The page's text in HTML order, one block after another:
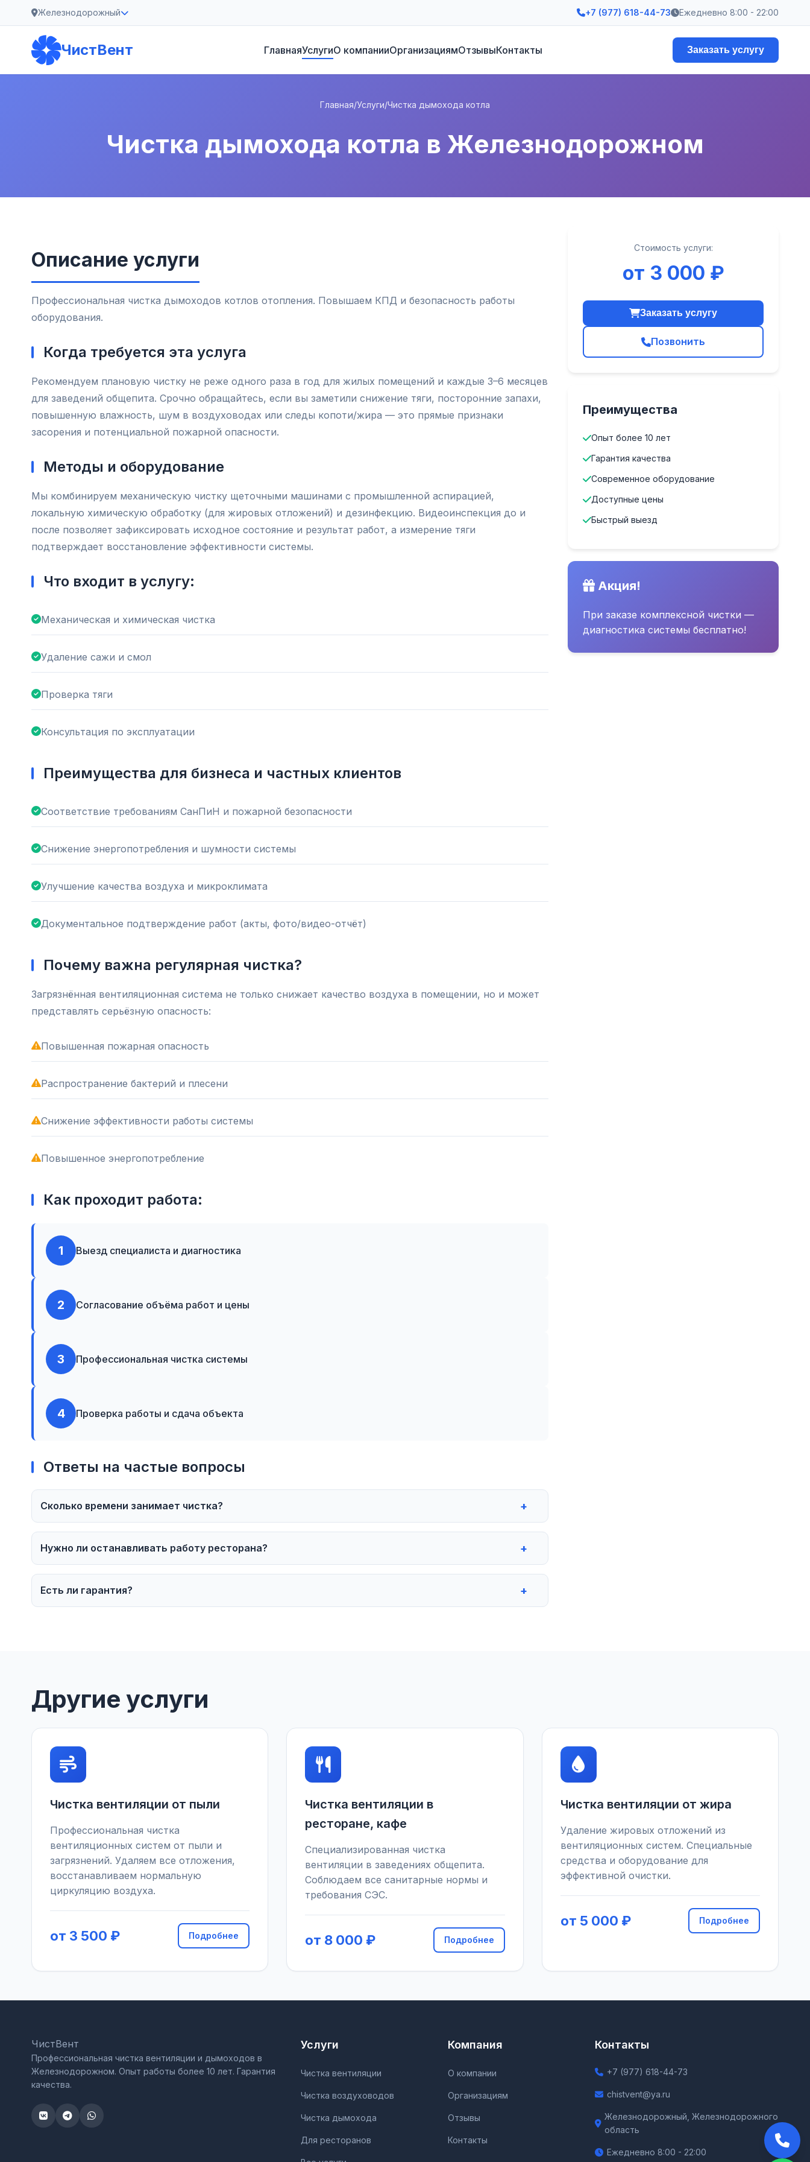
Железнодорожный +7 (977) 618-44-73 Ежедневно 8:00 - 22:00
ЧистВент ГлавнаяУслугиО компанииОрганизациямОтзывыКонтакты Заказать услугу
Главная/Услуги/Чистка дымохода котла
Чистка дымохода котла в Железнодорожном
Описание услуги
Профессиональная чистка дымоходов котлов отопления. Повышаем КПД и безопасность работы
оборудования.
Когда требуется эта услуга
Рекомендуем плановую чистку не реже одного раза в год для жилых помещений и каждые 3–6 месяцев
для заведений общепита. Срочно обращайтесь, если вы заметили снижение тяги, посторонние запахи,
повышенную влажность, шум в воздуховодах или следы копоти/жира — это прямые признаки
засорения и потенциальной пожарной опасности.
Методы и оборудование
Мы комбинируем механическую чистку щеточными машинами с промышленной аспирацией,
локальную химическую обработку (для жировых отложений) и дезинфекцию. Видеоинспекция до и
после позволяет зафиксировать исходное состояние и результат работ, а измерение тяги
подтверждает восстановление эффективности системы.
Что входит в услугу:
Механическая и химическая чистка
Удаление сажи и смол
Проверка тяги
Консультация по эксплуатации
Преимущества для бизнеса и частных клиентов
Соответствие требованиям СанПиН и пожарной безопасности
Снижение энергопотребления и шумности системы
Улучшение качества воздуха и микроклимата
Документальное подтверждение работ (акты, фото/видео-отчёт)
Почему важна регулярная чистка?
Загрязнённая вентиляционная система не только снижает качество воздуха в помещении, но и может
представлять серьёзную опасность:
Повышенная пожарная опасность
Распространение бактерий и плесени
Снижение эффективности работы системы
Повышенное энергопотребление
Как проходит работа:
1 Выезд специалиста и диагностика
2 Согласование объёма работ и цены
3 Профессиональная чистка системы
4 Проверка работы и сдача объекта
Ответы на частые вопросы
Сколько времени занимает чистка?
Нужно ли останавливать работу ресторана?
Есть ли гарантия?
Стоимость услуги:
от 3 000 ₽
Заказать услугу
Позвонить
Преимущества
Опыт более 10 лет
Гарантия качества
Современное оборудование
Доступные цены
Быстрый выезд
Акция!
При заказе комплексной чистки —
диагностика системы бесплатно!
Другие услуги
Чистка вентиляции от пыли
Профессиональная чистка
вентиляционных систем от пыли и
загрязнений. Удаляем все отложения,
восстанавливаем нормальную
циркуляцию воздуха.
от 3 500 ₽ Подробнее
Чистка вентиляции в
ресторане, кафе
Специализированная чистка
вентиляции в заведениях общепита.
Соблюдаем все санитарные нормы и
требования СЭС.
от 8 000 ₽ Подробнее
Чистка вентиляции от жира
Удаление жировых отложений из
вентиляционных систем. Специальные
средства и оборудование для
эффективной очистки.
от 5 000 ₽ Подробнее
ЧистВент
Профессиональная чистка вентиляции и дымоходов в
Железнодорожном. Опыт работы более 10 лет. Гарантия
качества.
Услуги
Чистка вентиляции
Чистка воздуховодов
Чистка дымохода
Для ресторанов
Компания
О компании
Организациям
Отзывы
Контакты
Контакты
+7 (977) 618-44-73
chistvent@ya.ru
Железнодорожный, Железнодорожного
область
Ежедневно 8:00 - 22:00